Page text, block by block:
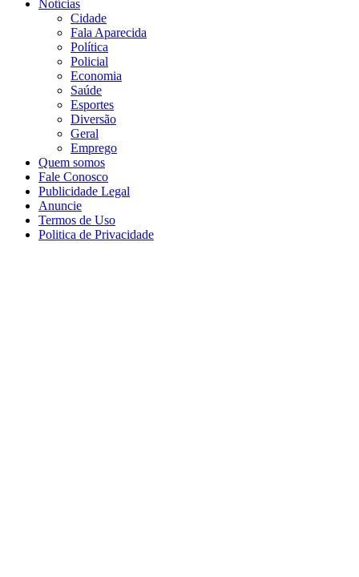
Notícias
Cidade
Fala Aparecida
Política
Policial
Economia
Saúde
Esportes
Diversão
Geral
Emprego
Quem somos
Fale Conosco
Publicidade Legal
Anuncie
Termos de Uso
Politica de Privacidade